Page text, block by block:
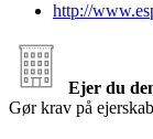
http://
Ejer du
Gør krav på ejerskab